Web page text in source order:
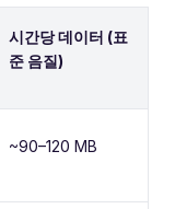
시간당 데이터 (표
준 음질)
~90–120 MB